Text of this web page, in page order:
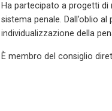
Ha partecipato a progetti di
sistema penale. Dall’oblio
individualizzazione della
È membro del consiglio